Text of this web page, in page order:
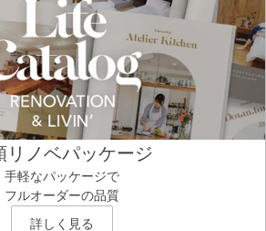
リノベパッケージ
手軽なパッケージで
フルオーダーの品質
詳しく見る